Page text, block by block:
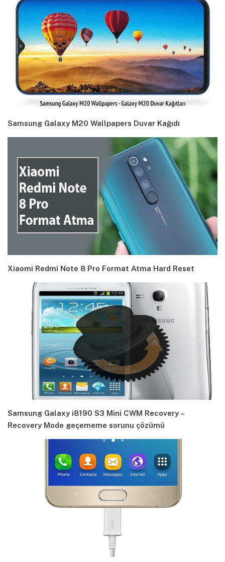
Samsung Galaxy M20 Wallpapers Duvar Kağıdı
Xiaomi Redmi Note 8 Pro Format Atma Hard Reset
Samsung Galaxy i8190 S3 Mini CWM Recovery –
Recovery Mode geçememe sorunu çözümü